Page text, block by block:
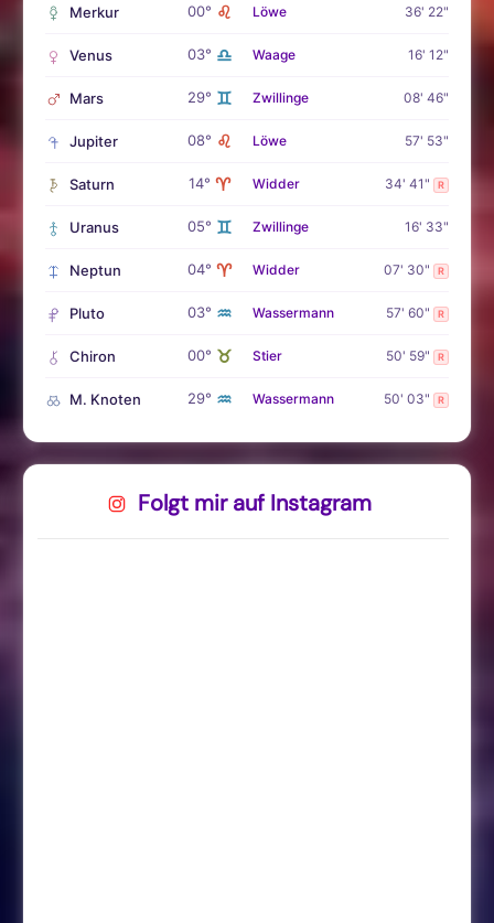
Merkur 00° ♌ Löwe 36' 22"
Venus 03° ♎ Waage 16' 12"
Mars 29° ♊ Zwillinge 08' 46"
Jupiter 08° ♌ Löwe 57' 53"
Saturn 14° ♈ Widder 34' 41" R
Uranus 05° ♊ Zwillinge 16' 33"
Neptun 04° ♈ Widder 07' 30" R
Pluto 03° ♒ Wassermann 57' 60" R
Chiron 00° ♉ Stier 50' 59" R
M. Knoten 29° ♒ Wassermann 50' 03" R
Folgt mir auf Instagram